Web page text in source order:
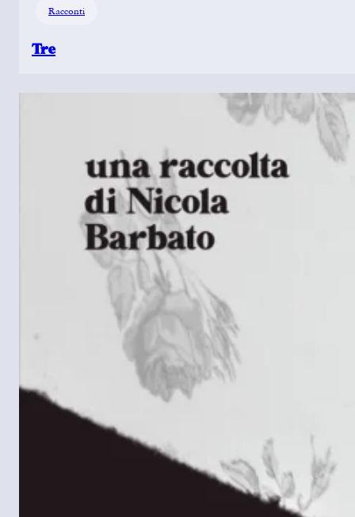
Racconti
Tre